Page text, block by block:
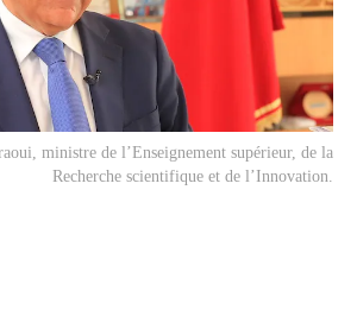
ministre de l’Enseignement supérieur, de la
Recherche scientifique et de l’Innovation.